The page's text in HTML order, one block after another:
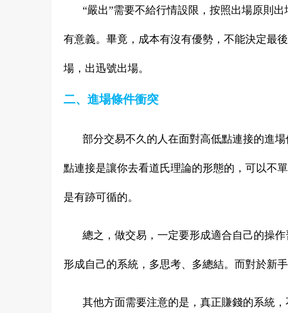
“嚴出”需要不給行情設限，按照出場原則
有意義。畢竟，成本有沒有優勢，不能決定最
場，出迅號出場。
二、進場條件衝突
部分交易不久的人在面對高低點連接的進
點連接是讓你去看道氏理論的形態的，可以不
是有跡可循的。
總之，做交易，一定要形成適合自己的操
形成自己的系統，多思考、多總結。而對於新
其他方面需要注意的是，真正賺錢的系統